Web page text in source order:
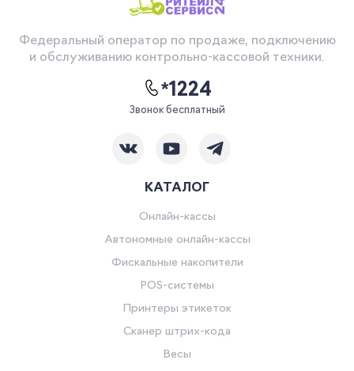
Федеральный оператор по продаже, подключению
и обслуживанию контрольно-кассовой техники.
*1224
Звонок бесплатный
КАТАЛОГ
Онлайн-кассы
Автономные онлайн-кассы
Фискальные накопители
POS-системы
Принтеры этикеток
Сканер штрих-кода
Весы